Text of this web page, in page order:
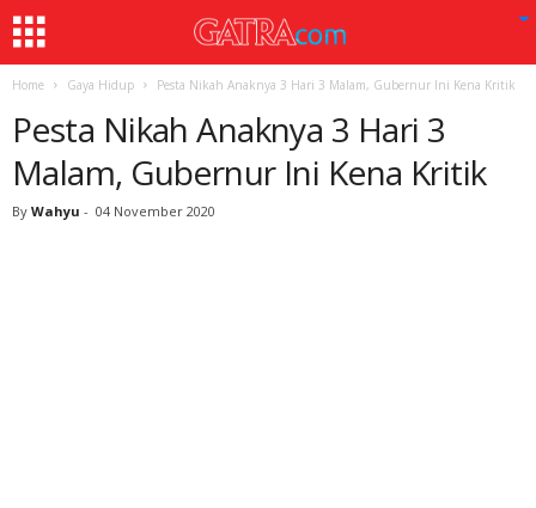
Home Gaya Hidup Pesta Nikah Anaknya 3 Hari 3 Malam, Gubernur Ini Kena Kritik
Pesta Nikah Anaknya 3 Hari 3
Malam, Gubernur Ini Kena Kritik
By Wahyu - 04 November 2020